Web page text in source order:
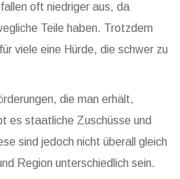
oft niedriger aus, da
Teile haben. Trotzdem
viele eine Hürde, die schwer zu
die man erhält,
es staatliche Zuschüsse und
sind jedoch nicht überall gleich
Region unterschiedlich sein.